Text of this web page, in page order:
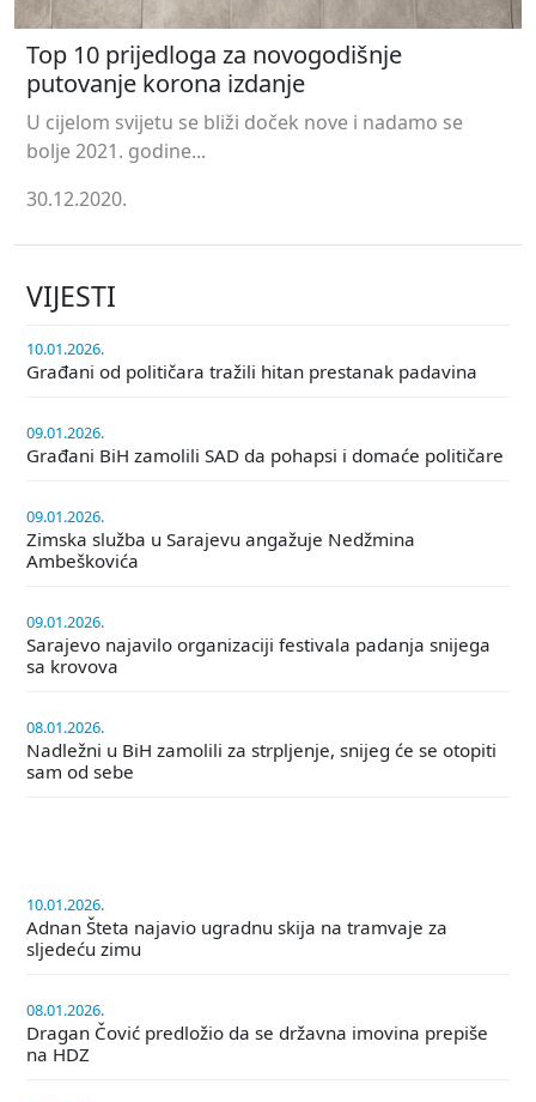
Top 10 prijedloga za novogodišnje
putovanje korona izdanje
U cijelom svijetu se bliži doček nove i nadamo se
bolje 2021. godine...
30.12.2020.
VIJESTI
10.01.2026.
Građani od političara tražili hitan prestanak padavina
09.01.2026.
Građani BiH zamolili SAD da pohapsi i domaće političare
09.01.2026.
Zimska služba u Sarajevu angažuje Nedžmina
Ambeškovića
09.01.2026.
Sarajevo najavilo organizaciji festivala padanja snijega
sa krovova
08.01.2026.
Nadležni u BiH zamolili za strpljenje, snijeg će se otopiti
sam od sebe
10.01.2026.
Adnan Šteta najavio ugradnu skija na tramvaje za
sljedeću zimu
08.01.2026.
Dragan Čović predložio da se državna imovina prepiše
na HDZ